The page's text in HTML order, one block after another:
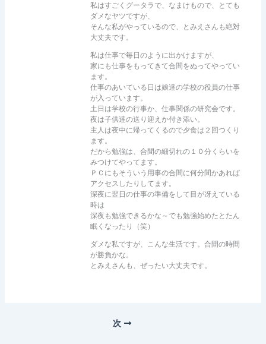
私はすごくグータラで、なまけもので、とても
ダメなヤツですが、
そんな私がやっているので、とみえさんも絶対
大丈夫です。
私は仕事で毎日のように出かけますが、
家にも仕事をもってきて合間をぬってやってい
ます。
仕事のあいている日は娘達の学校の役員の仕事
が入っています。
土日は学校の行事か、仕事関係の研究会です。
夜は子供達の送り迎えか付き添い。
主人は夜中に帰ってくるので夕食は２回つくり
ます。
だから勉強は、合間の細切れの１０分くらいを
みつけてやってます。
ＰＣにもそういう用事の合間に何分間かあれば
アクセスしたりしてます。
深夜に翌日の仕事の準備をして目が冴えている
時は
深夜も勉強できるかな～でも勉強始めたとたん
眠くなったり（笑）
ダメな私ですが、こんな生活です。合間の時間
が勝負かな。
とみえさんも、ぜったい大丈夫です。
次